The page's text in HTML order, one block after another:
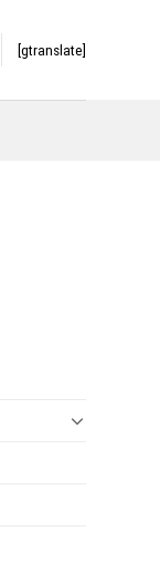
[gtranslate]